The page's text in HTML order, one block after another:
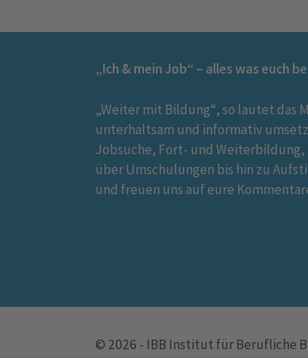
„Ich & mein Job“ – alles was euch
„Weiter mit Bildung“, so lautet das
unterhaltsam und informativ
Jobsuche, Fort- und
über Umschulungen bis hin zu
und freuen uns auf eure
© 2026 - IBB Institut für Berufliche